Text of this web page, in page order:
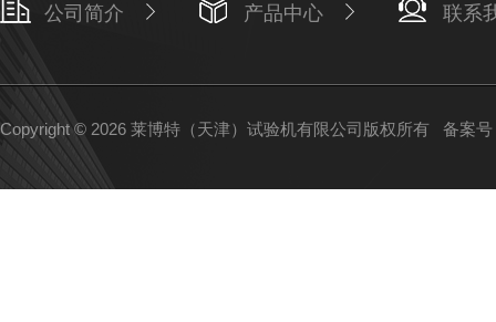
公司简介 产品中心 联系
Copyright © 2026 莱博特（天津）试验机有限公司版权所有 备案号